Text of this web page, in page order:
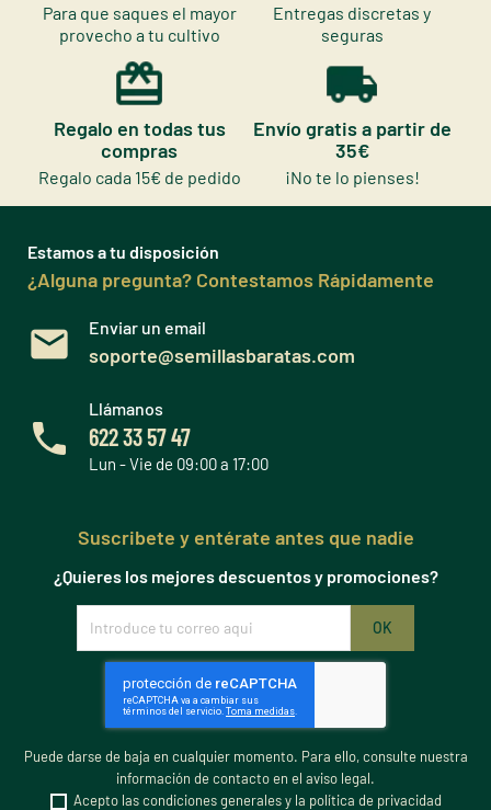
Para que saques el mayor
provecho a tu cultivo
Entregas discretas y
seguras
Regalo en todas tus
compras
Regalo cada 15€ de pedido
Envío gratis a partir de
35€
¡No te lo pienses!
Estamos a tu disposición
¿Alguna pregunta? Contestamos Rápidamente
Enviar un email
soporte@semillasbaratas.com
Llámanos
622 33 57 47
Lun - Vie de 09:00 a 17:00
Suscribete y entérate antes que nadie
¿Quieres los mejores descuentos y promociones?
Puede darse de baja en cualquier momento. Para ello, consulte nuestra
información de contacto en el aviso legal.
Acepto las condiciones generales y la política de privacidad